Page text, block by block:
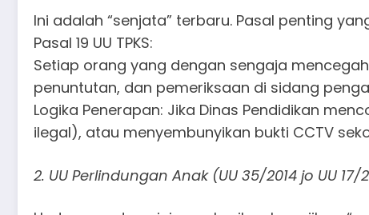
​Ini adalah “senjata” terbaru. Pasal penting
​Pasal 19 UU TPKS:
Setiap orang yang dengan sengaja
penuntutan, dan pemeriksaan di sidang
​Logika Penerapan: Jika Dinas Pendidikan
ilegal), atau menyembunyikan bukti CCTV
​2. UU Perlindungan Anak (UU 35/2014 jo UU 17/